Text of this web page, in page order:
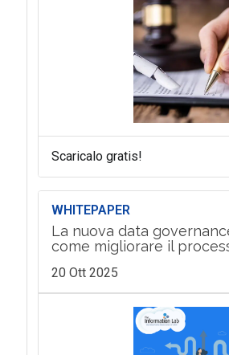
Scaricalo gratis!
WHITEPAPER
La nuova data
come migliorare il
20 Ott 2025